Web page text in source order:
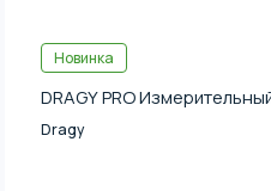
Новинка
DRAGY PRO
Dragy